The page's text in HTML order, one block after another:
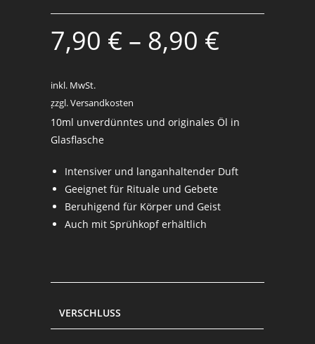
7,90 € – 8,90 €
inkl. MwSt.
zzgl. Versandkosten
.
10ml unverdünntes und originales Öl in
Glasflasche
Intensiver und langanhaltender Duft
Geeignet für Rituale und Gebete
Beruhigend für Körper und Geist
Auch mit Sprühkopf erhältlich
VERSCHLUSS